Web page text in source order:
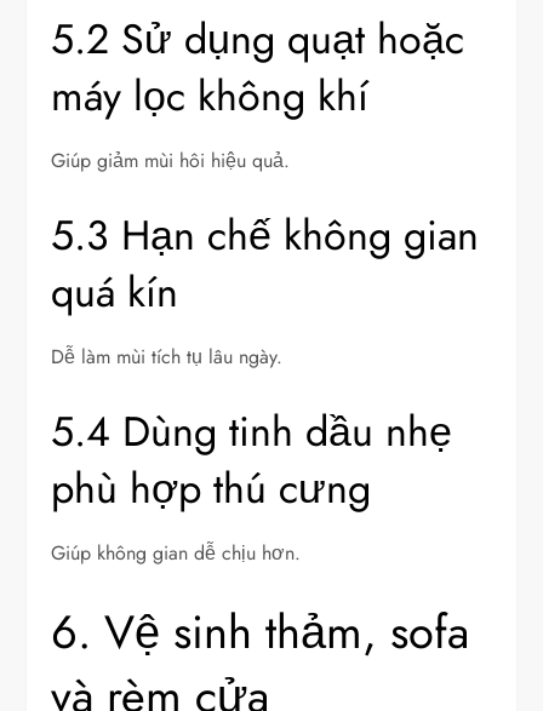
5.2 Sử dụng quạt hoặc
máy lọc không khí
Giúp giảm mùi hôi hiệu quả.
5.3 Hạn chế không gian
quá kín
Dễ làm mùi tích tụ lâu ngày.
5.4 Dùng tinh dầu nhẹ
phù hợp thú cưng
Giúp không gian dễ chịu hơn.
6. Vệ sinh thảm, sofa
và rèm cửa